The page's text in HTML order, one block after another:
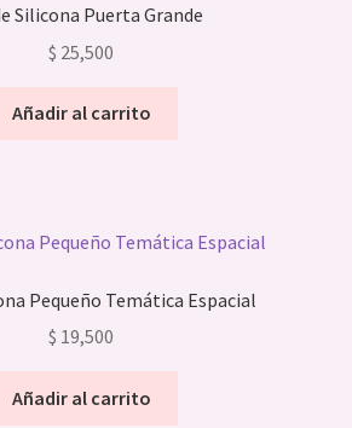
Silicona Puerta Grande
$ 25,500
Añadir al carrito
Pequeño Temática Espacial
$ 19,500
Añadir al carrito